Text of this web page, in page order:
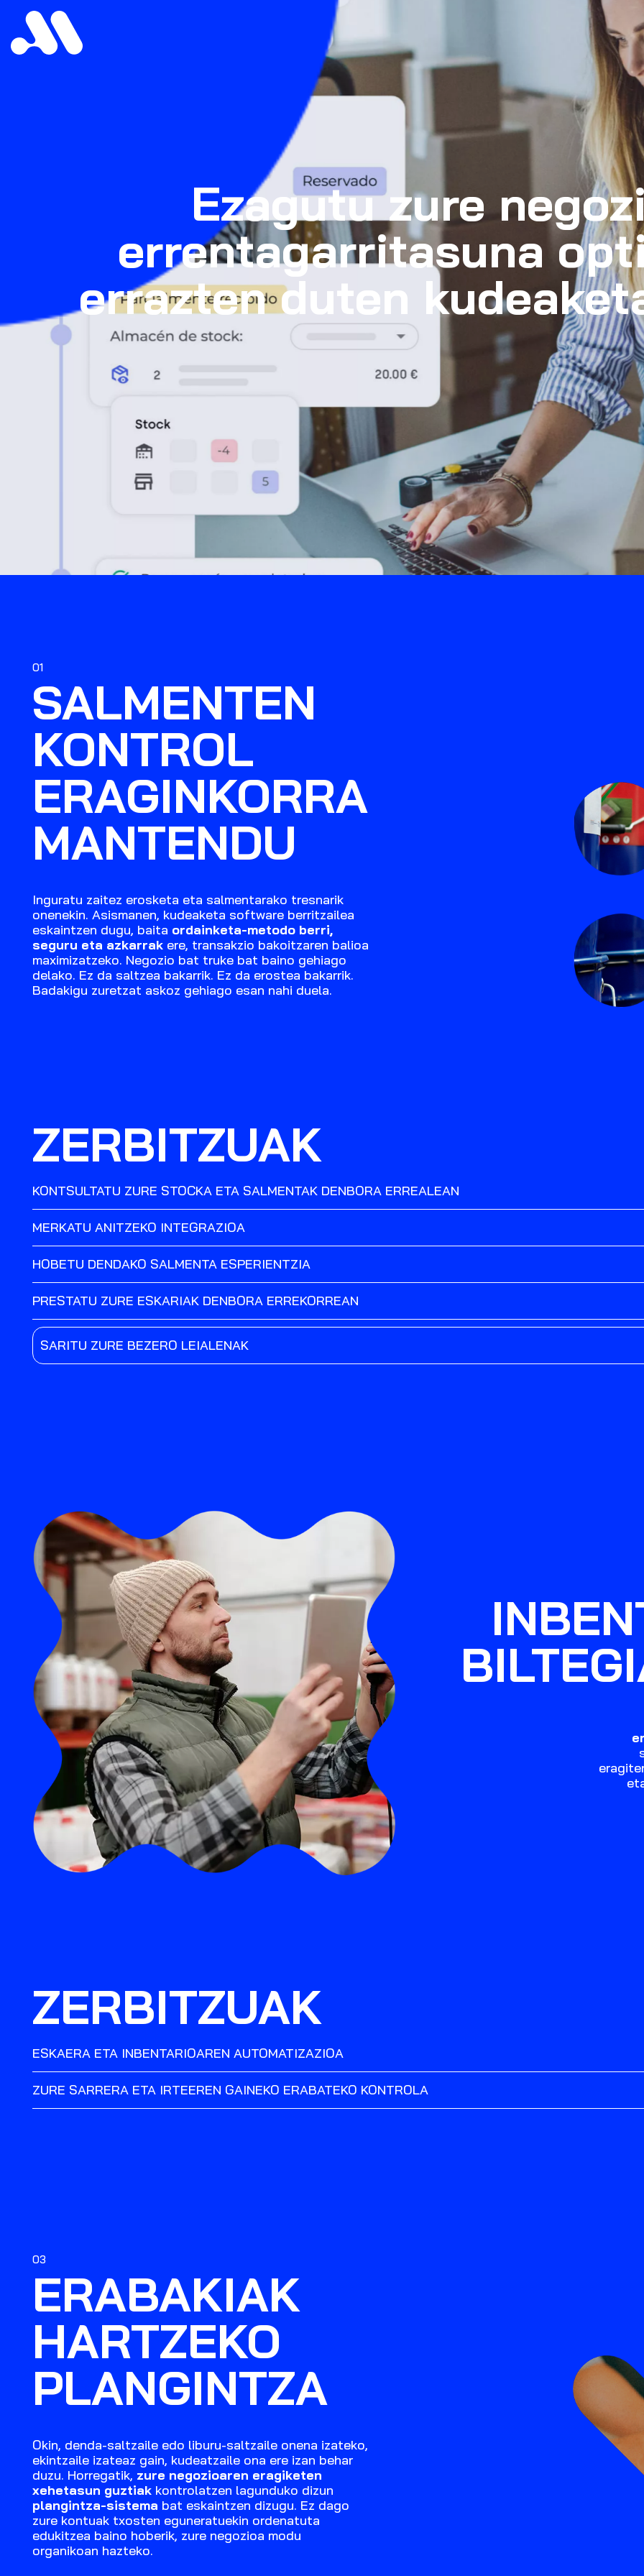
Ezagutu zure
errentagarritasuna
errazten duten
01
SALMENTEN
KONTROL
ERAGINKORRA
MANTENDU
Inguratu zaitez erosketa eta salmentarako tresnarik
onenekin. Asismanen, kudeaketa software berritzailea
eskaintzen dugu, baita ordainketa-metodo berri,
seguru eta azkarrak ere, transakzio bakoitzaren balioa
maximizatzeko. Negozio bat truke bat baino gehiago
delako. Ez da saltzea bakarrik. Ez da erostea bakarrik.
Badakigu zuretzat askoz gehiago esan nahi duela.
ZERBITZUAK
KONTSULTATU ZURE STOCKA ETA SALMENTAK DENBORA ERREALEAN
MERKATU ANITZEKO INTEGRAZIOA
HOBETU DENDAKO SALMENTA ESPERIENTZIA
PRESTATU ZURE ESKARIAK DENBORA ERREKORREAN
SARITU ZURE BEZERO LEIALENAK
ZERBITZUAK
ESKAERA ETA INBENTARIOAREN AUTOMATIZAZIOA
ZURE SARRERA ETA IRTEEREN GAINEKO ERABATEKO KONTROLA
03
ERABAKIAK
HARTZEKO
PLANGINTZA
Okin, denda-saltzaile edo liburu-saltzaile onena izateko,
ekintzaile izateaz gain, kudeatzaile ona ere izan behar
duzu. Horregatik, zure negozioaren eragiketen
xehetasun guztiak kontrolatzen lagunduko dizun
plangintza-sistema bat eskaintzen dizugu. Ez dago
zure kontuak txosten eguneratuekin ordenatuta
edukitzea baino hoberik, zure negozioa modu
organikoan hazteko.